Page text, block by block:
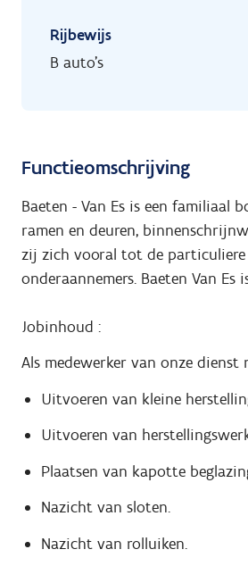
Rijbewijs
B auto's
Functieomschrijving
Baeten - Van Es is een familiaal
ramen en deuren,
zij zich vooral tot de particuliere
onderaannemers. Baeten Van
Jobinhoud :
Als medewerker van onze
Uitvoeren van kleine
Uitvoeren van
Plaatsen van kapotte
Nazicht van sloten.
Nazicht van rolluiken.